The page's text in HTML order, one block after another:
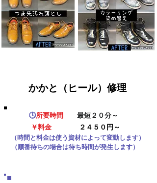
​かかと（ヒール）修理
​🕒所要時間
最短２０分～
￥料金
２４５０円～
​（時間と料金は使う資材によって変動します）
​（順番待ちの場合は待ち時間が発生します）